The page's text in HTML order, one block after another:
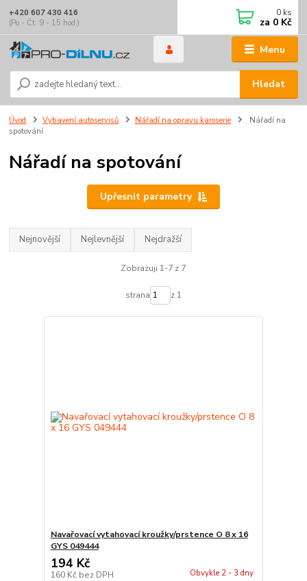
Menu
Hledat
+420 607 430 416
(Po - Čt: 9 - 15 hod.)
0 ks
za 0 Kč
Úvod Vybavení autoservisů Nářadí na opravu karoserie
Nářadí na
spotování
Nářadí na spotování
Upřesnit parametry
Nejnovější Nejlevnější Nejdražší
Zobrazuji 1-7 z 7
strana z 1
Navařovací vytahovací kroužky/prstence O 8 x 16
GYS 049444
194 Kč
160 Kč bez DPH Obvykle 2 - 3 dny